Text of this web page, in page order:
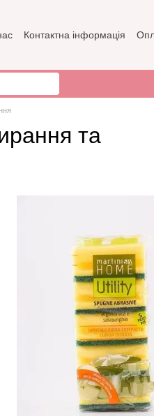
Контактна інформація
та